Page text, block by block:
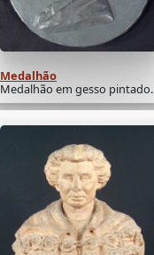
Medalhão
Medalhão em gesso pintado.